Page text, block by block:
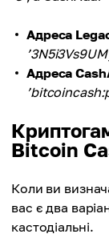
Адреса
Адреса
Bitcoin
Коли ви
вас є два
кастодіальні.